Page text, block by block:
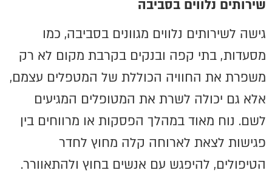
שירותים נלווים בסביבה
גישה לשירותים נלווים מגוונים בסביבה, כמו
מסעדות, בתי קפה ובנקים בקרבת מקום לא רק
משפרת את החוויה הכוללת של המטפלים עצמם,
אלא גם יכולה לשרת את המטופלים המגיעים
לשם. נוח מאוד במהלך הפסקות או מרווחים בין
פגישות לצאת לארוחה קלה מחוץ לחדר
הטיפולים, להיפגש עם אנשים בחוץ ולהתאוורר.